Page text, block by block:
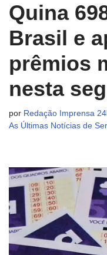
Quina
Brasil e
prêmios
nesta
por Redação Imprensa
As Últimas Notícias de